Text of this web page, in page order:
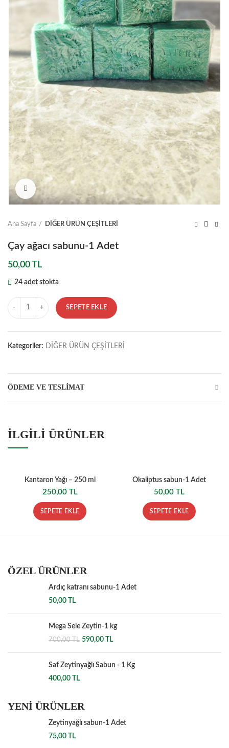
Click to enlarge
Ana Sayfa DİĞER ÜRÜN ÇEŞİTLERİ
Çay ağacı sabunu-1 Adet
50,00TL
24 adet stokta
Miktar
SEPETE EKLE
Kategoriler: DİĞER ÜRÜN ÇEŞİTLERİ
ÖDEME VE TESLIMAT
İLGILI ÜRÜNLER
Kantaron Yağı – 250 ml
250,00 TL
SEPETE EKLE
Okaliptus sabun-1 Adet
50,00 TL
SEPETE EKLE
ÖZEL ÜRÜNLER
Ardıç katranı sabunu-1 Adet
50,00 TL
Mega Sele Zeytin-1 kg
700,00TL Orijinal
590,00 TL
590,00 TL.
Saf Zeytinyağlı Sabun - 1 Kg
400,00 TL
YENİ ÜRÜNLER
Zeytinyağlı sabun-1 Adet
75,00 TL